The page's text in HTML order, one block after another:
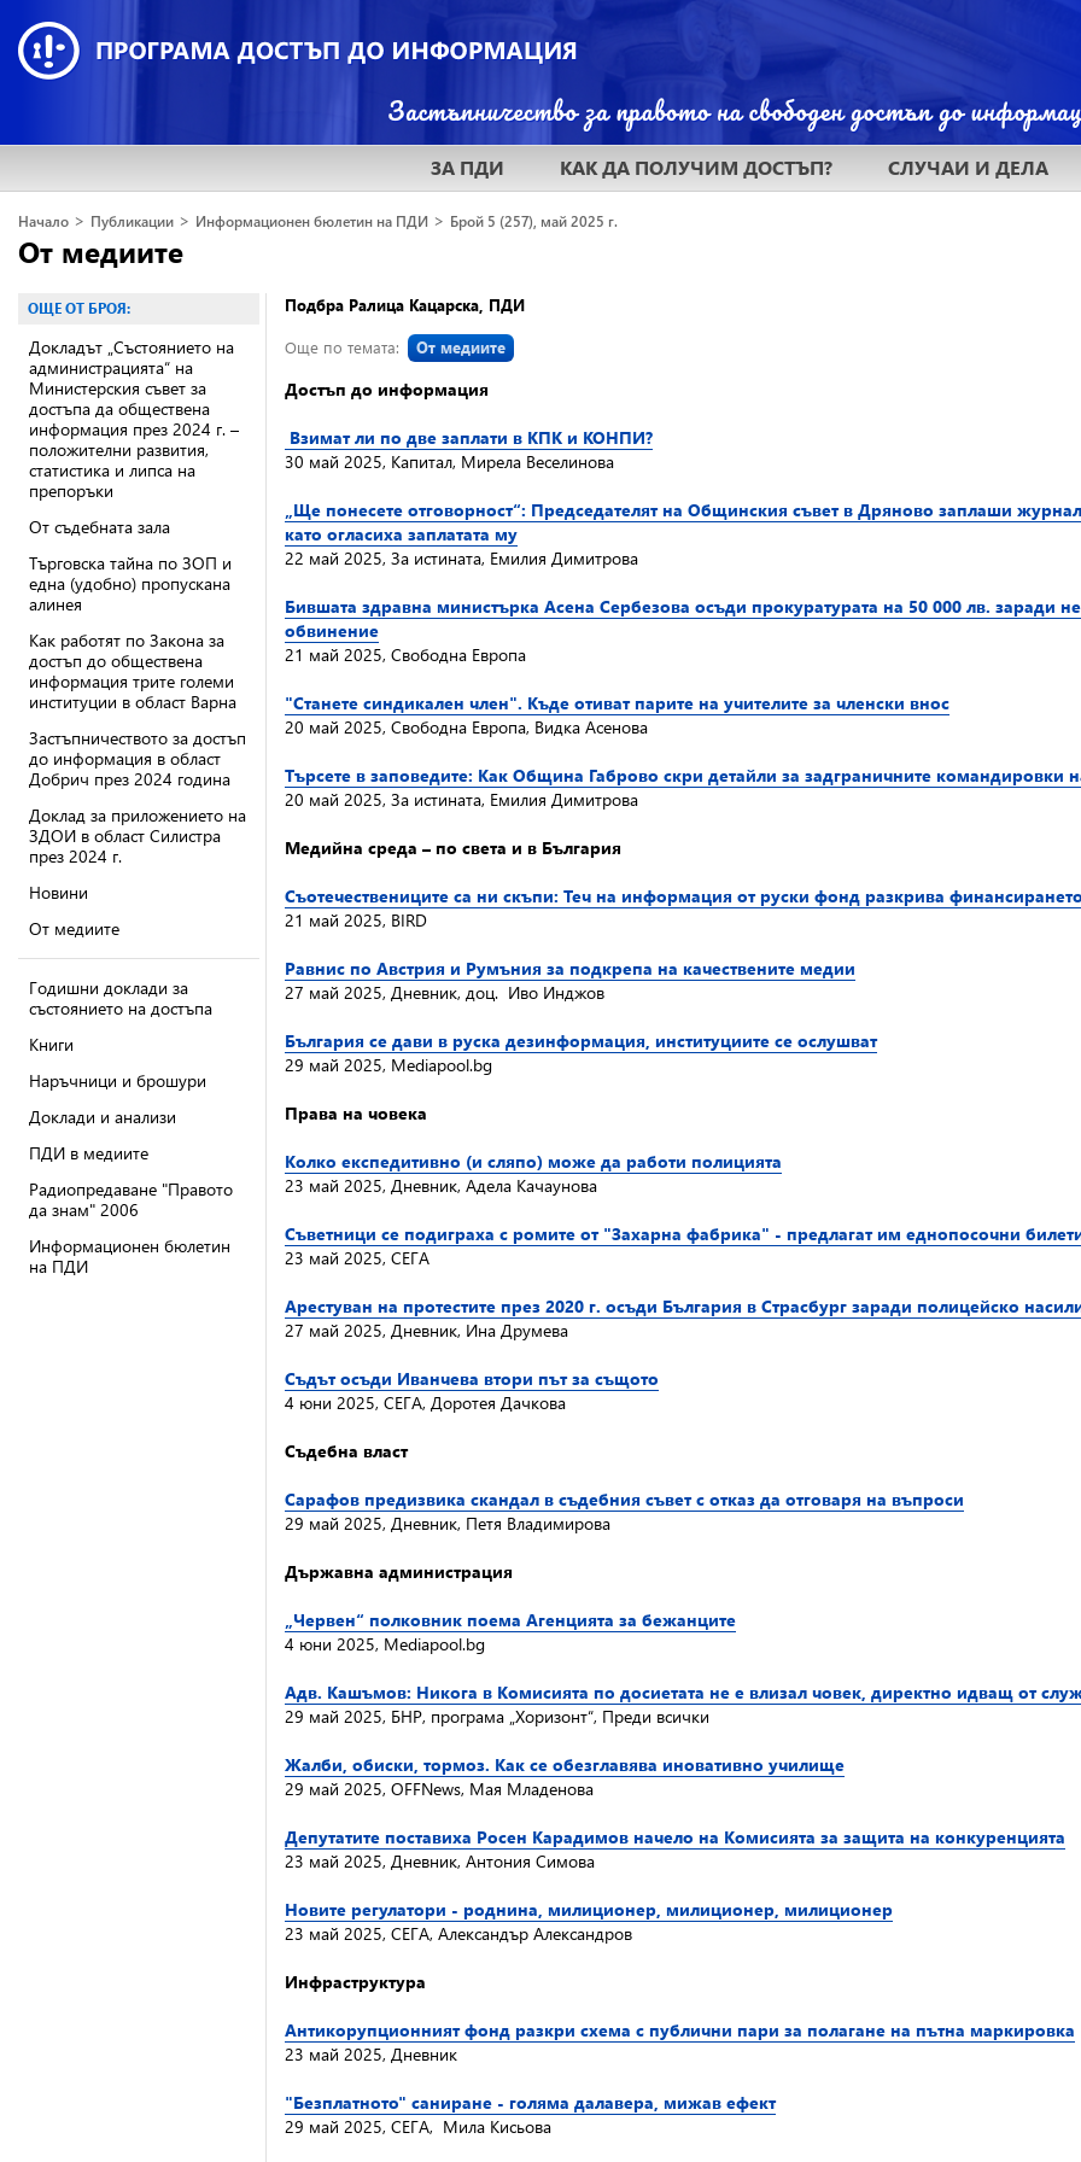
ЗА ПДИ КАК ДА ПОЛУЧИМ ДОСТЪП? СЛУЧАИ И ДЕЛА
Начало > Публикации > Информационен бюлетин на ПДИ > Брой 5 (257), май 2025 г.
От медиите
ОЩЕ ОТ БРОЯ:
Докладът „Състоянието на
администрацията“ на
Министерския съвет за
достъпа да обществена
информация през 2024 г. –
положителни развития,
статистика и липса на
препоръки
От съдебната зала
Търговска тайна по ЗОП и
една (удобно) пропускана
алинея
Как работят по Закона за
достъп до обществена
информация трите големи
институции в област Варна
Застъпничеството за достъп
до информация в област
Добрич през 2024 година
Доклад за приложението на
ЗДОИ в област Силистра
през 2024 г.
Новини
От медиите
Годишни доклади за
състоянието на достъпа
Книги
Наръчници и брошури
Доклади и анализи
ПДИ в медиите
Радиопредаване "Правото
да знам" 2006
Информационен бюлетин
на ПДИ
Подбра Ралица Кацарска, ПДИ
Още по темата: От медиите
Достъп до информация
Взимат ли по две заплати в КПК и КОНПИ?
30 май 2025, Капитал, Мирела Веселинова
„Ще понесете отговорност“: Председателят на Общинския съвет в Дряново заплаши
като огласиха заплатата му
22 май 2025, За истината, Емилия Димитрова
Бившата здравна министърка Асена Сербезова осъди прокуратурата на 50 000 лв. заради
обвинение
21 май 2025, Свободна Европа
"Станете синдикален член". Къде отиват парите на учителите за членски внос
20 май 2025, Свободна Европа, Видка Асенова
Търсете в заповедите: Как Община Габрово скри детайли за задграничните командировки
20 май 2025, За истината, Емилия Димитрова
Медийна среда – по света и в България
Съотечествениците са ни скъпи: Теч на информация от руски фонд разкрива
21 май 2025, BIRD
Равнис по Австрия и Румъния за подкрепа на качествените медии
27 май 2025, Дневник, доц. Иво Инджов
България се дави в руска дезинформация, институциите се ослушват
29 май 2025, Mediapool.bg
Права на човека
Колко експедитивно (и сляпо) може да работи полицията
23 май 2025, Дневник, Адела Качаунова
Съветници се подиграха с ромите от "Захарна фабрика" - предлагат им еднопосочни
23 май 2025, СЕГА
Арестуван на протестите през 2020 г. осъди България в Страсбург заради полицейско
27 май 2025, Дневник, Ина Друмева
Съдът осъди Иванчева втори път за същото
4 юни 2025, СЕГА, Доротея Дачкова
Съдебна власт
Сарафов предизвика скандал в съдебния съвет с отказ да отговаря на въпроси
29 май 2025, Дневник, Петя Владимирова
Държавна администрация
„Червен“ полковник поема Агенцията за бежанците
4 юни 2025, Mediapool.bg
Адв. Кашъмов: Никога в Комисията по досиетата не е влизал човек, директно идващ от
29 май 2025, БНР, програма „Хоризонт“, Преди всички
Жалби, обиски, тормоз. Как се обезглавява иновативно училище
29 май 2025, OFFNews, Мая Младенова
Депутатите поставиха Росен Карадимов начело на Комисията за защита на конкуренцията
23 май 2025, Дневник, Антония Симова
Новите регулатори - роднина, милиционер, милиционер, милиционер
23 май 2025, СЕГА, Александър Александров
Инфраструктура
Антикорупционният фонд разкри схема с публични пари за полагане на пътна маркировка
23 май 2025, Дневник
"Безплатното" саниране - голяма далавера, мижав ефект
29 май 2025, СЕГА, Мила Кисьова